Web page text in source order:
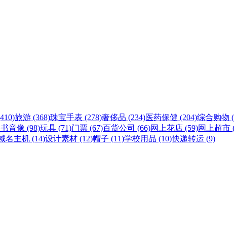
旅游 (368)珠宝手表 (278)奢侈品 (234)医药保健 (204)综合购物
音像 (98)玩具 (71)门票 (67)百货公司 (66)网上花店 (59)网上超市
名主机 (14)设计素材 (12)帽子 (11)学校用品 (10)快递转运 (9)